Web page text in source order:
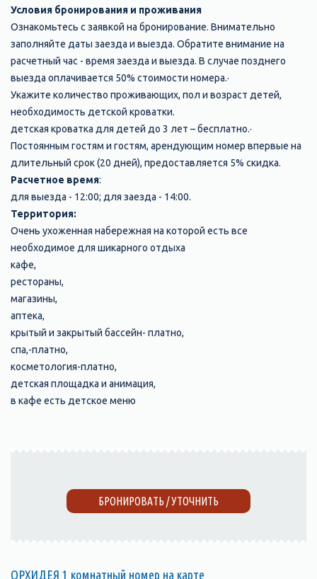
Условия бронирования и проживания
Ознакомьтесь с заявкой на бронирование. Внимательно
заполняйте даты заезда и выезда. Обратите внимание на
расчетный час - время заезда и выезда. В случае позднего
выезда оплачивается 50% стоимости номера.·
Укажите количество проживающих, пол и возраст детей,
необходимость детской кроватки.
детская кроватка для детей до 3 лет – бесплатно.·
Постоянным гостям и гостям, арендующим номер впервые на
длительный срок (20 дней), предоставляется 5% скидка.
Расчетное время:
для выезда - 12:00; для заезда - 14:00.
Территория:
Очень ухоженная набережная на которой есть все
необходимое для шикарного отдыха
кафе,
рестораны,
магазины,
аптека,
крытый и закрытый бассейн- платно,
спа,-платно,
косметология-платно,
детская площадка и анимация,
в кафе есть детское меню
БРОНИРОВАТЬ / УТОЧНИТЬ
ОРХИДЕЯ 1 комнатный номер на карте